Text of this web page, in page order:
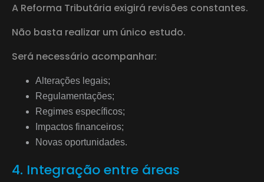
A Reforma Tributária exigirá revisões constantes.
Não basta realizar um único estudo.
Será necessário acompanhar:
Alterações legais;
Regulamentações;
Regimes específicos;
Impactos financeiros;
Novas oportunidades.
4. Integração entre áreas